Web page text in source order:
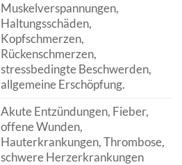
Muskelverspannungen,
Haltungsschäden,
Kopfschmerzen,
Rückenschmerzen,
stressbedingte Beschwerden,
allgemeine Erschöpfung.
Akute Entzündungen, Fieber,
offene Wunden,
Hauterkrankungen, Thrombose,
schwere Herzerkrankungen